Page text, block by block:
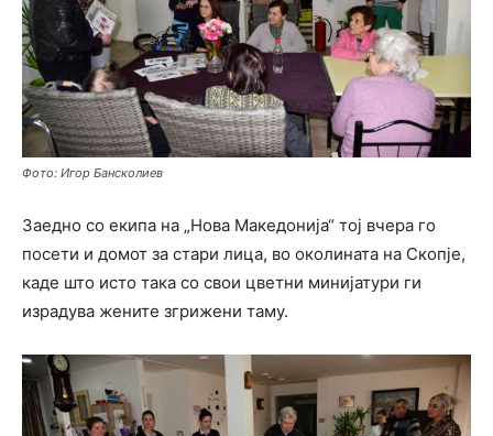
Фото: Игор Бансколиев
Заедно со екипа на „Нова Македонија“ тој вчера го
посети и домот за стари лица, во околината на Скопје,
каде што исто така со свои цветни минијатури ги
израдува жените згрижени таму.